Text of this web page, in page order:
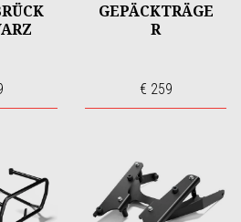
GEPÄCKTRÄGE
R
€ 259